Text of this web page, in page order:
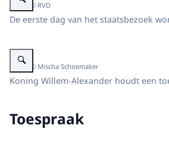
Beeld: © RVD
De eerste dag van het staatsbezoek
Vergroot afbeelding Koning Willem-Alexander
Beeld: © Mischa Schoemaker
Koning Willem-Alexander houdt een
Toespraak